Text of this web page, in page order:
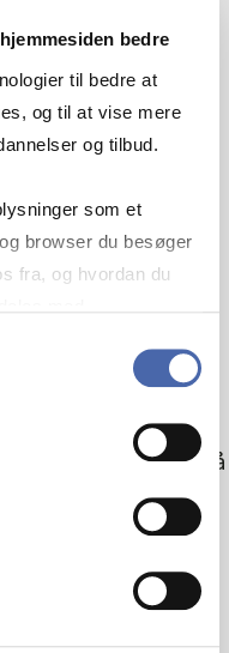
bedre
til bedre at
og til at vise mere
og tilbud.
som et
browser du besøger
fra, og hvordan du
- og kan altid trække
retningen er
er for dig, der vil stå
indsigt til